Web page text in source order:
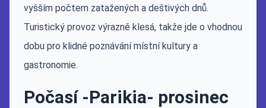
vyšším počtem zatažených a deštivých dnů.
Turistický provoz výrazně klesá, takže jde o vhodnou
dobu pro klidné poznávání místní kultury a
gastronomie.
Počasí -Parikia- prosinec